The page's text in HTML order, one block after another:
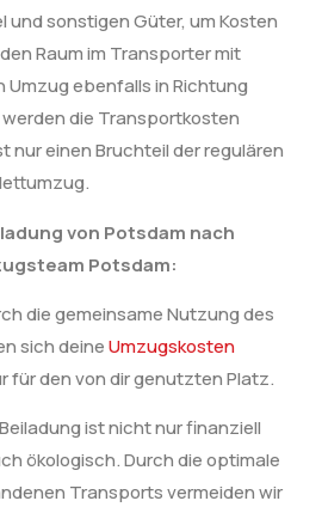
und sonstigen Güter, um Kosten
Raum im Transporter mit
Umzug ebenfalls in Richtung
die Transportkosten
nur einen Bruchteil der regulären
von Potsdam nach
Potsdam:
die gemeinsame Nutzung des
sich deineUmzugskosten
für den von dir genutzten Platz.
ist nicht nur finanziell
ökologisch. Durch die optimale
Transports vermeiden wir